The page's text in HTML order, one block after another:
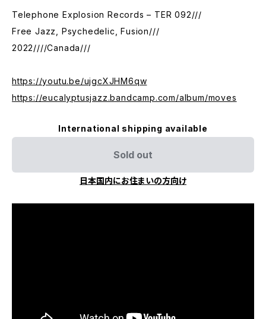
Telephone Explosion Records – TER 092///
Free Jazz, Psychedelic, Fusion///
2022////Canada///
https://youtu.be/ujgcXJHM6qw
https://eucalyptusjazz.bandcamp.com/album/moves
International shipping available
Sold out
日本国内にお住まいの方向け